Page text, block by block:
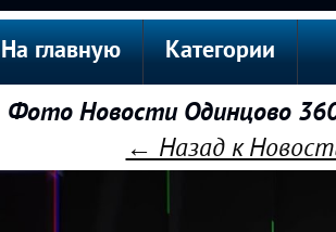
На главную Категории
Фото Новости Одинцово
← Назад к